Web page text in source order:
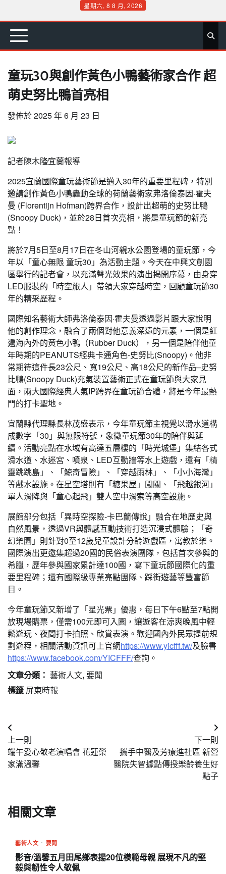
content
星期六, 8 8 月, 2026
首 要 娛 生 社 文 公 運 旅 政 地 專
童玩30與創作黃色小鴨藝術家合作 超
萌史努比鴨首亮相
發佈於2025 年 6 月 23 日
記者陳木隆∕宜蘭報導
2025宜蘭國際童玩藝術節是邁入30年的重要里程碑，特別
邀請創作黃色小鴨轟動全球的荷蘭藝術家弗洛倫泰因·霍夫
曼 (Florentijn Hofman)跨界合作，設計出超萌的史努比鴨
(Snoopy Duck)，並於28日首次亮相，將是童玩節的新亮
點！
將於7月5日至8月17日在冬山河親水公園登場的童玩節，今
年以「童心無限 童玩30」為活動主題。今天在中興文創園
區舉行的記者會，以充滿聲光效果的演出揭開序幕，由身穿
LED服裝的「時空旅人」帶領大家穿越時空，回顧童玩節30
年的精采歷程。
國際知名藝術大師弗洛倫泰因·霍夫曼透過影片跟大家說明
他的創作理念，融合了兩個對他意義深遠的元素，一個是紅
遍海內外的黃色小鴨（Rubber Duck），另一個是陪伴他童
年時期的PEANUTS經典卡通角色-史努比(Snoopy)。他非
常期待這件長23公尺、寬19公尺、高18公尺的新作品–史努
比鴨(Snoopy Duck)充氣裝置藝術正式在童玩節與大家見
面，兩大國際經典人氣IP跨界在童玩節合體，將是今年最熱
門的打卡聖地。
宜蘭縣代理縣長林茂盛表示，今年童玩節主視覺以滑水道構
成數字「30」與無限符號，象徵童玩節30年的陪伴與延
續。活動亮點在水域有高達五層樓的「時光城堡」集結各式
滑水道、水迷宮、噴泉、LED互動牆等水上遊戲，還有「精
靈跳跳島」、「鯨奇冒險」、「穿越雨林」、「小小海灣」
等戲水設施。在星空塔則有「糖果屋」闖關、「飛越銀河」
單人滑降與「童心起飛」雙人空中滑索等高空設施。
展館部分包括「異時空探險-卡巴蘭傳說」融合在地歷史與
自然風景，透過VR與體感互動技術打造沉浸式體驗；「奇
幻樂園」則針對0至12歲兒童設計分齡遊戲區，寓教於樂。
國際演出更邀集超過20國的民俗表演團隊，包括首次參與的
希臘，歷年參與國家累計達100國，寫下童玩節國際化的重
要里程碑；還有國際級專業亮點團隊、踩街遊藝等豐富節
目。
今年童玩節又新增了「星光票」優惠，每日下午6點至7點開
放現場購票，僅需100元即可入園，讓遊客在涼爽晚風中輕
鬆遊玩、夜間打卡拍照、欣賞表演。歡迎國內外民眾提前規
劃遊程，相關活動資訊可上官網https://www.yicfff.tw/及臉書
https://www.facebook.com/YICFFF/查詢。
文章分類： 藝術人文,要聞
標籤 屏東時報
文
章
導
上一則
端午愛心敬老演唱會 花蓮榮
家滿溫馨
下一則
攜手中醫及芳療進社區 新營
醫院失智據點傳授樂齡養生好
點子
相關文章
藝術人文 要聞
影音/溫馨五月田尾鄉表揚20位模範母親 展現不凡的堅
毅與韌性令人敬佩